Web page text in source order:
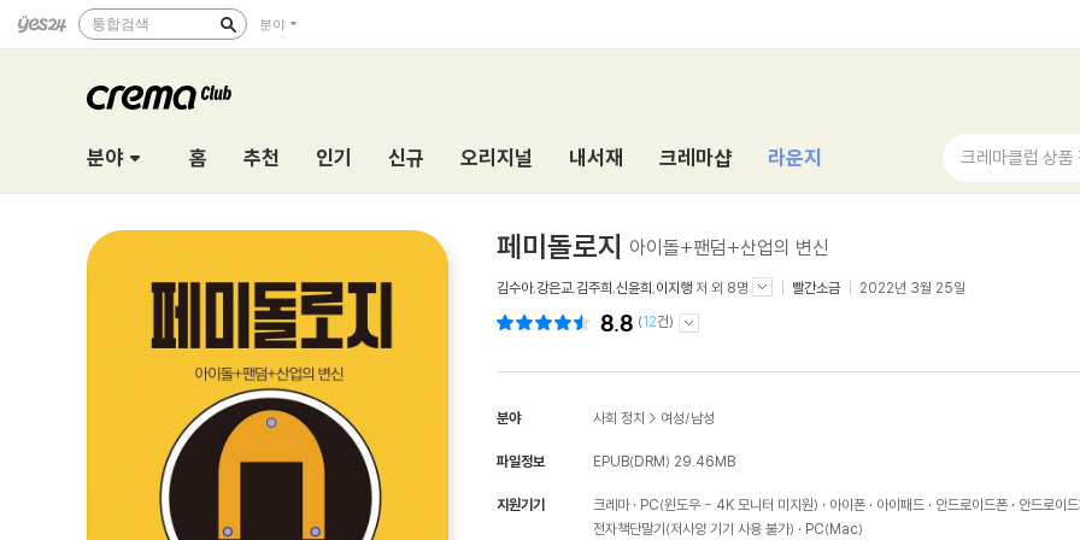
통합검색 분야
분야 홈 추천 인기 신규 오리지널 내서재 크레마샵 라운지 크레마클럽 상품
페미돌로지 아이돌+팬덤+산업의 변신
김수아,강은교,김주희,신윤희,이지행 저 외 8명 빨간소금 2022년 3월 25일
8.8 (12건)
분야 사회 정치 > 여성/남성
파일정보 EPUB(DRM) 29.46MB
지원기기 크레마 PC(윈도우 - 4K 모니터 미지원) 아이폰 아이패드 안드로이드폰
안드로이
전자책단말기(저사양 기기 사용 불가)
PC(Mac)